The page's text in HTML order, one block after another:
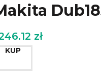
zł
KUP